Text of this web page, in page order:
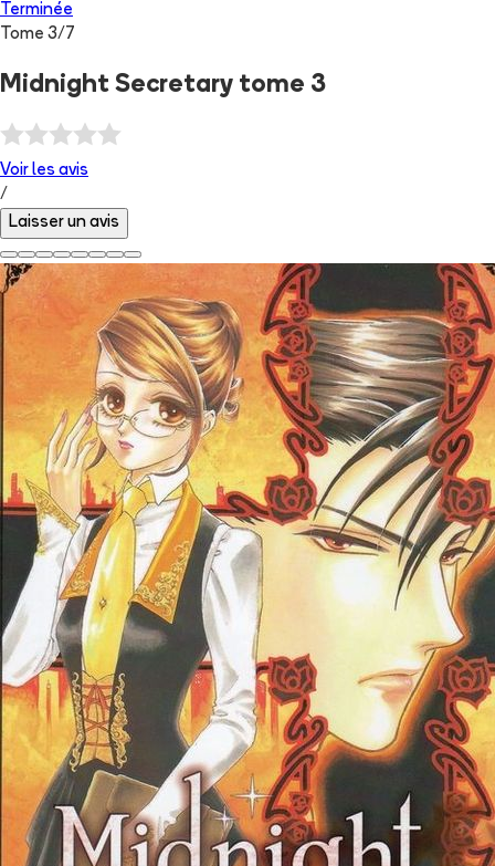
Terminée
Tome 3/ 7
Midnight Secretary tome 3
Voir les avis
/
Laisser un avis